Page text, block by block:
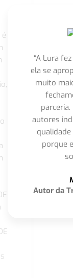
“A Lura
ela se
muito
autores
porque
Autor da